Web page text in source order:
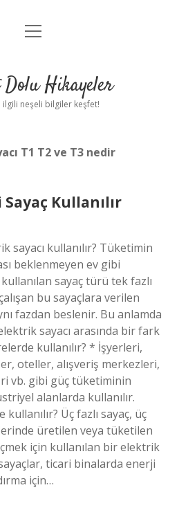
Anasayfa
Yasal Uyarı
menüyü
Dolu Hikayeler
ilgili neşeli bilgiler keşfet!
T1 T2 ve T3 nedir
Kullanılır
sayacı kullanılır? Tüketimin
beklenmeyen ev gibi
sayaç türü tek fazlı
bu sayaçlara verilen
fazdan beslenir. Bu anlamda
sayacı arasında bir fark
kullanılır? * İşyerleri,
oteller, alışveriş merkezleri,
vb. gibi güç tüketiminin
alanlarda kullanılır.
Üç fazlı sayaç, üç
üretilen veya tüketilen
için kullanılan bir elektrik
sayaçlar, ticari binalarda enerji
için…